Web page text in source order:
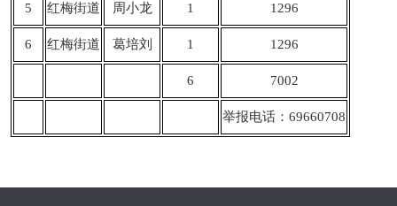
5 红梅街道 周小龙 1 1296
6 红梅街道 葛培刘 1 1296
6 7002
举报电话：69660708